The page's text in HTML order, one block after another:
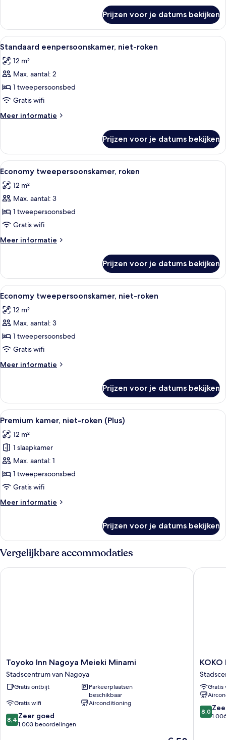
eenpersoonskamer,
roken
Prijzen voor je datums bekijken
Alle
foto's
voor
Standaard
eenpersoonskamer,
niet-
roken
laden
Een hotelkamer met een bed, een
14
Standaard eenpersoonskamer, niet-roken
12 m²
Max. aantal: 2
1 tweepersoonsbed
Gratis wifi
Meer informatie
Meer
eenpersoonskamer,
niet-
roken
Prijzen voor je datums bekijken
Alle
foto's
voor
Economy
tweepersoonskamer,
roken
laden
Hotelkamer met een bed, bureau,
14
Economy tweepersoonskamer, roken
12 m²
Max. aantal: 3
1 tweepersoonsbed
Gratis wifi
Meer informatie
Meer
tweepersoonskamer,
roken
Prijzen voor je datums bekijken
Alle
foto's
voor
Economy
tweepersoonskamer,
niet-
roken
laden
Hotelkamer met een bed, bureau,
14
Economy tweepersoonskamer, niet-roken
12 m²
Max. aantal: 3
1 tweepersoonsbed
Gratis wifi
Meer informatie
Meer
tweepersoonskamer,
niet-
roken
Prijzen voor je datums bekijken
Alle
foto's
voor
Premium
kamer,
niet-
roken
laden
Een hotelkamer met een bed, een
14
Premium kamer, niet-roken (Plus)
12 m²
1 slaapkamer
Max. aantal: 1
1 tweepersoonsbed
Gratis wifi
Meer informatie
Meer
kamer,
niet-
roken
(Plus)
Prijzen voor je datums bekijken
Vergelijkbare accommodaties
Toyoko
Inn
Nagoya
Meieki
Stadscentrum
van
Nagoya
Toyoko Inn Nagoya Meieki Minami
Stadscentrum van Nagoya
Gratis ontbijt
Parkeerplaatsen
beschikbaar
Gratis wifi
Airconditioning
8.4
van
8,4 Zeer goed
1.003 beoordelingen
Toyoko Inn Nagoya Meieki Minami
KOKO
HOTEL
Nagoya
van
Nagoya
KOKO
Gratis
8.0
van
8,0
KOKO